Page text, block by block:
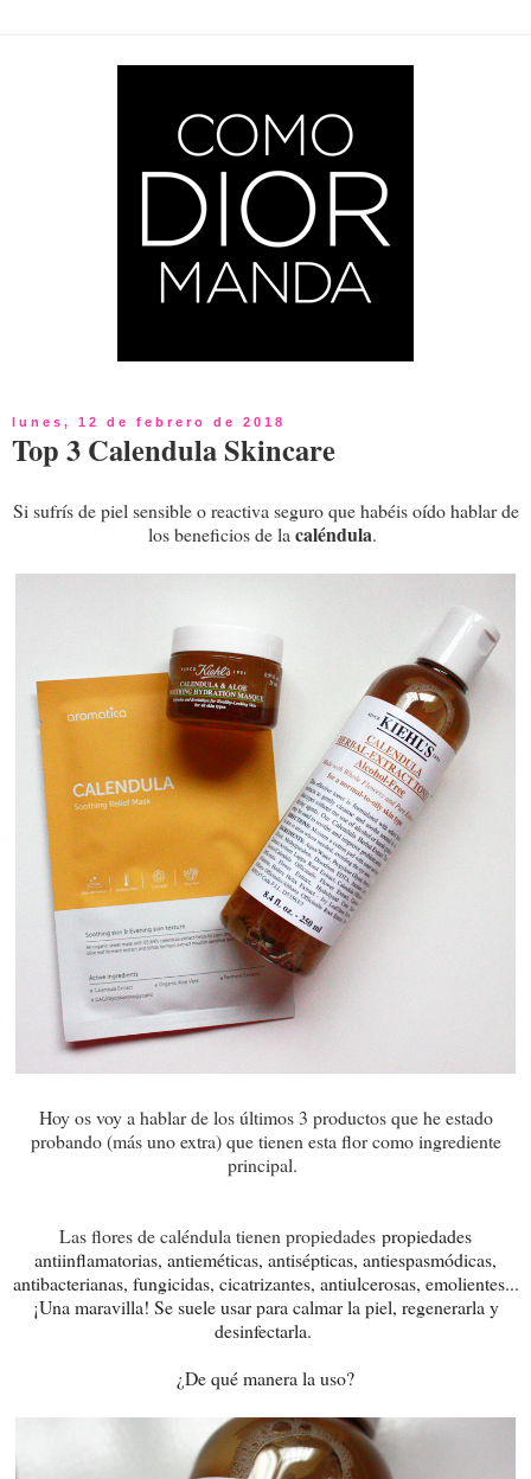
lunes, 12 de febrero de 2018
Top 3 Calendula Skincare
Si sufrís de piel sensible o reactiva seguro que habéis oído hablar de
los beneficios de la caléndula.
Hoy os voy a hablar de los últimos 3 productos que he estado
probando (más uno extra) que tienen esta flor como ingrediente
principal.
Las flores de caléndula tienen propiedades propiedades
antiinflamatorias, antieméticas, antisépticas, antiespasmódicas,
antibacterianas, fungicidas, cicatrizantes, antiulcerosas, emolientes...
¡Una maravilla! Se suele usar para calmar la piel, regenerarla y
desinfectarla.
¿De qué manera la uso?